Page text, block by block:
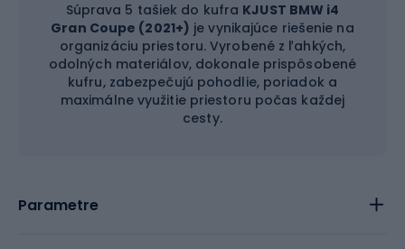
Súprava 5 tašiek do kufra KJUST BMW i4
Gran Coupe (2021+) je vynikajúce riešenie na
organizáciu priestoru. Vyrobené z ľahkých,
odolných materiálov, dokonale prispôsobené
kufru, zabezpečujú pohodlie, poriadok a
maximálne využitie priestoru počas každej
cesty.
Parametre